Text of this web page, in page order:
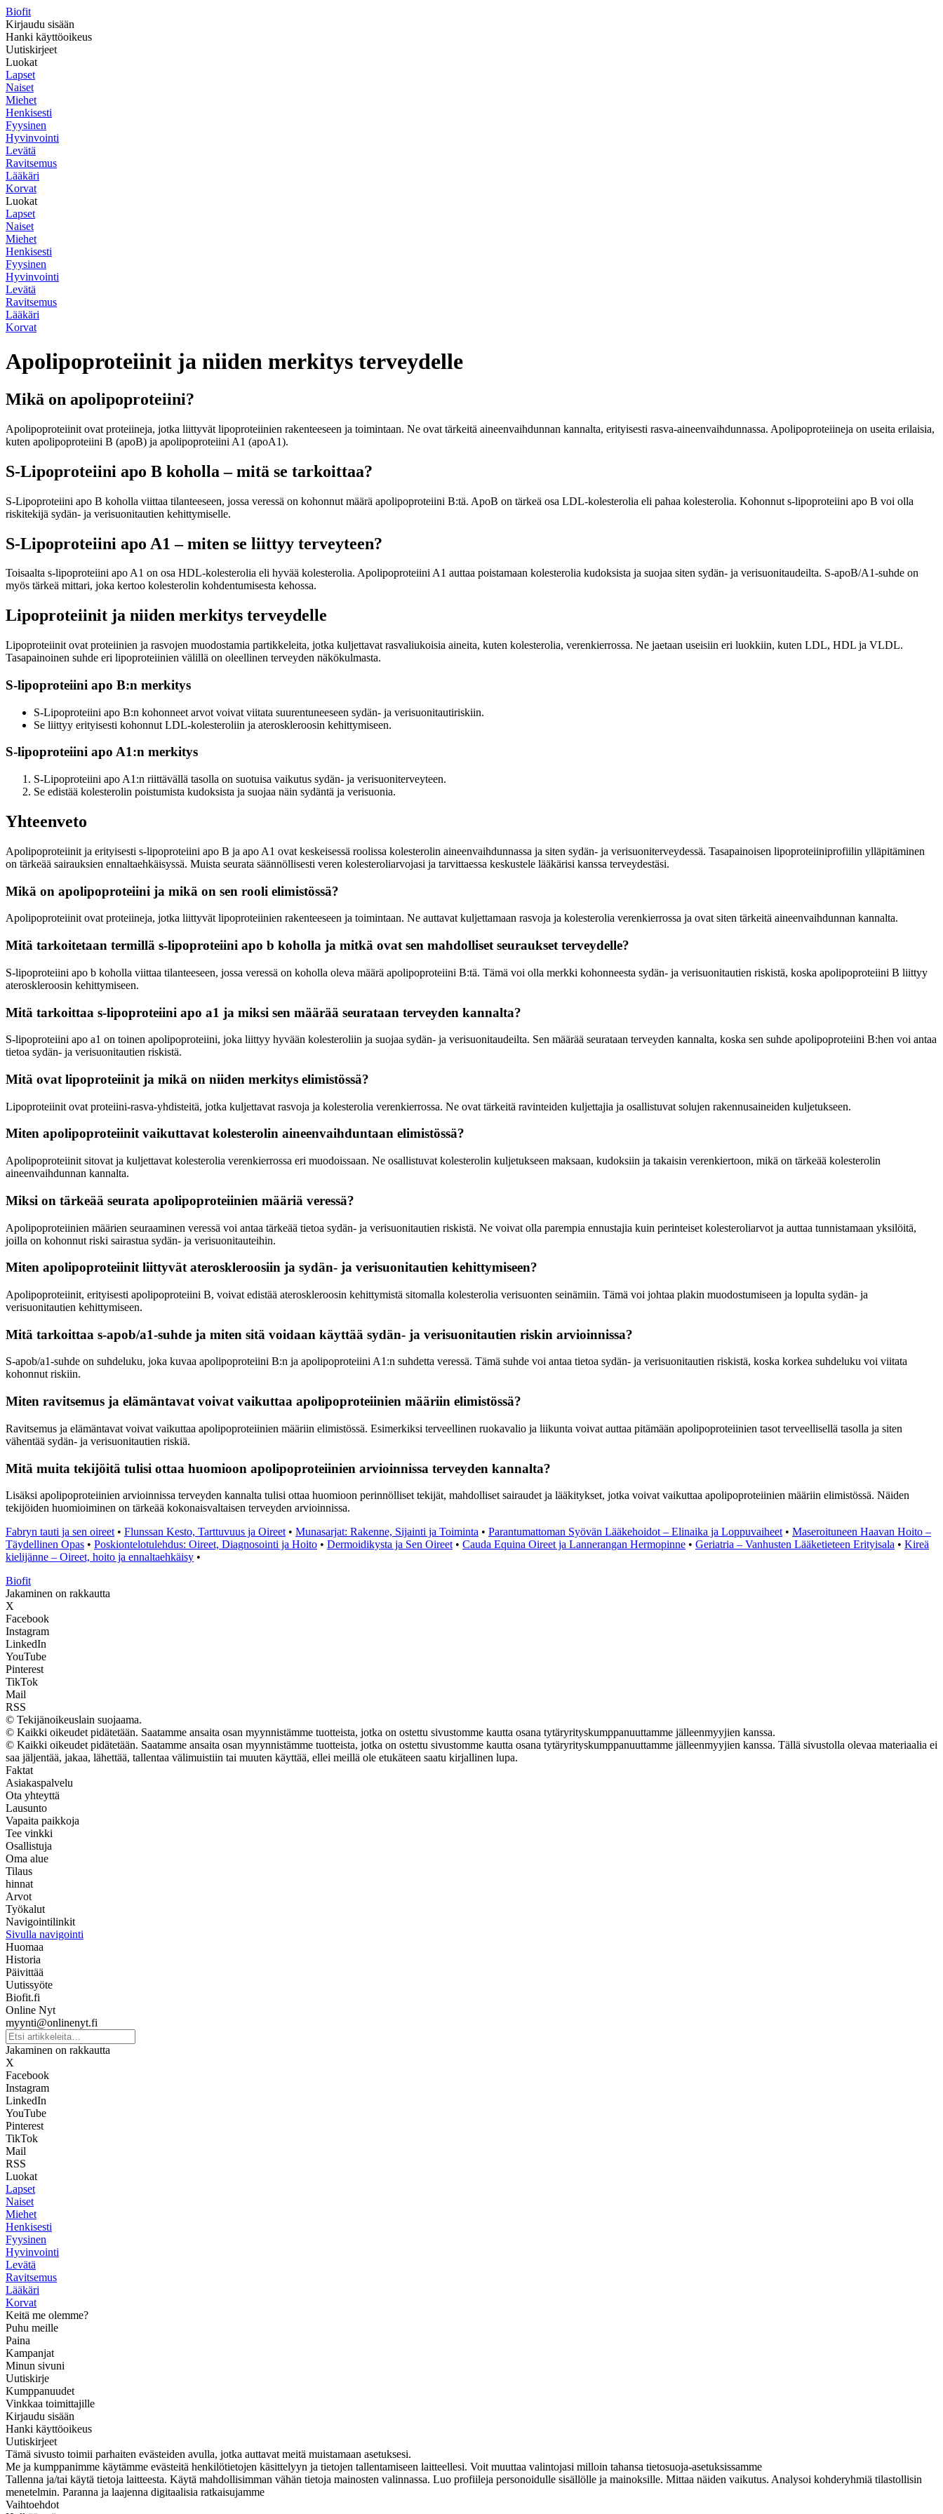
Biofit
Kirjaudu sisään
Hanki käyttöoikeus
Uutiskirjeet
Luokat
Lapset
Naiset
Miehet
Henkisesti
Fyysinen
Hyvinvointi
Levätä
Ravitsemus
Lääkäri
Korvat
Luokat
Lapset
Naiset
Miehet
Henkisesti
Fyysinen
Hyvinvointi
Levätä
Ravitsemus
Lääkäri
Korvat
Apolipoproteiinit ja niiden merkitys terveydelle
Mikä on apolipoproteiini?
Apolipoproteiinit ovat proteiineja, jotka liittyvät lipoproteiinien rakenteeseen ja toimintaan. Ne ovat tärkeitä aineenvaihdunnan kannalta, erityisesti rasva-aineenvaihdunnassa. Apolipoproteiineja on useita erilaisia,
kuten apolipoproteiini B (apoB) ja apolipoproteiini A1 (apoA1).
S-Lipoproteiini apo B koholla – mitä se tarkoittaa?
S-Lipoproteiini apo B koholla viittaa tilanteeseen, jossa veressä on kohonnut määrä apolipoproteiini B:tä. ApoB on tärkeä osa LDL-kolesterolia eli pahaa kolesterolia. Kohonnut s-lipoproteiini apo B voi olla
riskitekijä sydän- ja verisuonitautien kehittymiselle.
S-Lipoproteiini apo A1 – miten se liittyy terveyteen?
Toisaalta s-lipoproteiini apo A1 on osa HDL-kolesterolia eli hyvää kolesterolia. Apolipoproteiini A1 auttaa poistamaan kolesterolia kudoksista ja suojaa siten sydän- ja verisuonitaudeilta. S-apoB/A1-suhde on
myös tärkeä mittari, joka kertoo kolesterolin kohdentumisesta kehossa.
Lipoproteiinit ja niiden merkitys terveydelle
Lipoproteiinit ovat proteiinien ja rasvojen muodostamia partikkeleita, jotka kuljettavat rasvaliukoisia aineita, kuten kolesterolia, verenkierrossa. Ne jaetaan useisiin eri luokkiin, kuten LDL, HDL ja VLDL.
Tasapainoinen suhde eri lipoproteiinien välillä on oleellinen terveyden näkökulmasta.
S-lipoproteiini apo B:n merkitys
S-Lipoproteiini apo B:n kohonneet arvot voivat viitata suurentuneeseen sydän- ja verisuonitautiriskiin.
Se liittyy erityisesti kohonnut LDL-kolesteroliin ja ateroskleroosin kehittymiseen.
S-lipoproteiini apo A1:n merkitys
S-Lipoproteiini apo A1:n riittävällä tasolla on suotuisa vaikutus sydän- ja verisuoniterveyteen.
Se edistää kolesterolin poistumista kudoksista ja suojaa näin sydäntä ja verisuonia.
Yhteenveto
Apolipoproteiinit ja erityisesti s-lipoproteiini apo B ja apo A1 ovat keskeisessä roolissa kolesterolin aineenvaihdunnassa ja siten sydän- ja verisuoniterveydessä. Tasapainoisen lipoproteiiniprofiilin ylläpitäminen
on tärkeää sairauksien ennaltaehkäisyssä. Muista seurata säännöllisesti veren kolesteroliarvojasi ja tarvittaessa keskustele lääkärisi kanssa terveydestäsi.
Mikä on apolipoproteiini ja mikä on sen rooli elimistössä?
Apolipoproteiinit ovat proteiineja, jotka liittyvät lipoproteiinien rakenteeseen ja toimintaan. Ne auttavat kuljettamaan rasvoja ja kolesterolia verenkierrossa ja ovat siten tärkeitä aineenvaihdunnan kannalta.
Mitä tarkoitetaan termillä s-lipoproteiini apo b koholla ja mitkä ovat sen mahdolliset seuraukset terveydelle?
S-lipoproteiini apo b koholla viittaa tilanteeseen, jossa veressä on koholla oleva määrä apolipoproteiini B:tä. Tämä voi olla merkki kohonneesta sydän- ja verisuonitautien riskistä, koska apolipoproteiini B liittyy
ateroskleroosin kehittymiseen.
Mitä tarkoittaa s-lipoproteiini apo a1 ja miksi sen määrää seurataan terveyden kannalta?
S-lipoproteiini apo a1 on toinen apolipoproteiini, joka liittyy hyvään kolesteroliin ja suojaa sydän- ja verisuonitaudeilta. Sen määrää seurataan terveyden kannalta, koska sen suhde apolipoproteiini B:hen voi antaa
tietoa sydän- ja verisuonitautien riskistä.
Mitä ovat lipoproteiinit ja mikä on niiden merkitys elimistössä?
Lipoproteiinit ovat proteiini-rasva-yhdisteitä, jotka kuljettavat rasvoja ja kolesterolia verenkierrossa. Ne ovat tärkeitä ravinteiden kuljettajia ja osallistuvat solujen rakennusaineiden kuljetukseen.
Miten apolipoproteiinit vaikuttavat kolesterolin aineenvaihduntaan elimistössä?
Apolipoproteiinit sitovat ja kuljettavat kolesterolia verenkierrossa eri muodoissaan. Ne osallistuvat kolesterolin kuljetukseen maksaan, kudoksiin ja takaisin verenkiertoon, mikä on tärkeää kolesterolin
aineenvaihdunnan kannalta.
Miksi on tärkeää seurata apolipoproteiinien määriä veressä?
Apolipoproteiinien määrien seuraaminen veressä voi antaa tärkeää tietoa sydän- ja verisuonitautien riskistä. Ne voivat olla parempia ennustajia kuin perinteiset kolesteroliarvot ja auttaa tunnistamaan yksilöitä,
joilla on kohonnut riski sairastua sydän- ja verisuonitauteihin.
Miten apolipoproteiinit liittyvät ateroskleroosiin ja sydän- ja verisuonitautien kehittymiseen?
Apolipoproteiinit, erityisesti apolipoproteiini B, voivat edistää ateroskleroosin kehittymistä sitomalla kolesterolia verisuonten seinämiin. Tämä voi johtaa plakin muodostumiseen ja lopulta sydän- ja
verisuonitautien kehittymiseen.
Mitä tarkoittaa s-apob/a1-suhde ja miten sitä voidaan käyttää sydän- ja verisuonitautien riskin arvioinnissa?
S-apob/a1-suhde on suhdeluku, joka kuvaa apolipoproteiini B:n ja apolipoproteiini A1:n suhdetta veressä. Tämä suhde voi antaa tietoa sydän- ja verisuonitautien riskistä, koska korkea suhdeluku voi viitata
kohonnut riskiin.
Miten ravitsemus ja elämäntavat voivat vaikuttaa apolipoproteiinien määriin elimistössä?
Ravitsemus ja elämäntavat voivat vaikuttaa apolipoproteiinien määriin elimistössä. Esimerkiksi terveellinen ruokavalio ja liikunta voivat auttaa pitämään apolipoproteiinien tasot terveellisellä tasolla ja siten
vähentää sydän- ja verisuonitautien riskiä.
Mitä muita tekijöitä tulisi ottaa huomioon apolipoproteiinien arvioinnissa terveyden kannalta?
Lisäksi apolipoproteiinien arvioinnissa terveyden kannalta tulisi ottaa huomioon perinnölliset tekijät, mahdolliset sairaudet ja lääkitykset, jotka voivat vaikuttaa apolipoproteiinien määriin elimistössä. Näiden
tekijöiden huomioiminen on tärkeää kokonaisvaltaisen terveyden arvioinnissa.
Fabryn tauti ja sen oireet • Flunssan Kesto, Tarttuvuus ja Oireet • Munasarjat: Rakenne, Sijainti ja Toiminta • Parantumattoman Syövän Lääkehoidot – Elinaika ja Loppuvaiheet • Maseroituneen Haavan Hoito –
Täydellinen Opas • Poskiontelotulehdus: Oireet, Diagnosointi ja Hoito • Dermoidikysta ja Sen Oireet • Cauda Equina Oireet ja Lannerangan Hermopinne • Geriatria – Vanhusten Lääketieteen Erityisala • Kireä
kielijänne – Oireet, hoito ja ennaltaehkäisy •
Biofit
Jakaminen on rakkautta
X
Facebook
Instagram
LinkedIn
YouTube
Pinterest
TikTok
Mail
RSS
© Tekijänoikeuslain suojaama.
© Kaikki oikeudet pidätetään. Saatamme ansaita osan myynnistämme tuotteista, jotka on ostettu sivustomme kautta osana tytäryrityskumppanuuttamme jälleenmyyjien kanssa.
© Kaikki oikeudet pidätetään. Saatamme ansaita osan myynnistämme tuotteista, jotka on ostettu sivustomme kautta osana tytäryrityskumppanuuttamme jälleenmyyjien kanssa. Tällä sivustolla olevaa materiaalia ei
saa jäljentää, jakaa, lähettää, tallentaa välimuistiin tai muuten käyttää, ellei meillä ole etukäteen saatu kirjallinen lupa.
Faktat
Asiakaspalvelu
Ota yhteyttä
Lausunto
Vapaita paikkoja
Tee vinkki
Osallistuja
Oma alue
Tilaus
hinnat
Arvot
Työkalut
Navigointilinkit
Sivulla navigointi
Huomaa
Historia
Päivittää
Uutissyöte
Biofit.fi
Online Nyt
myynti@onlinenyt.fi
Jakaminen on rakkautta
X
Facebook
Instagram
LinkedIn
YouTube
Pinterest
TikTok
Mail
RSS
Luokat
Lapset
Naiset
Miehet
Henkisesti
Fyysinen
Hyvinvointi
Levätä
Ravitsemus
Lääkäri
Korvat
Keitä me olemme?
Puhu meille
Paina
Kampanjat
Minun sivuni
Uutiskirje
Kumppanuudet
Vinkkaa toimittajille
Kirjaudu sisään
Hanki käyttöoikeus
Uutiskirjeet
Tämä sivusto toimii parhaiten evästeiden avulla, jotka auttavat meitä muistamaan asetuksesi.
Me ja kumppanimme käytämme evästeitä henkilötietojen käsittelyyn ja tietojen tallentamiseen laitteellesi. Voit muuttaa valintojasi milloin tahansa tietosuoja-asetuksissamme
Tallenna ja/tai käytä tietoja laitteesta. Käytä mahdollisimman vähän tietoja mainosten valinnassa. Luo profiileja personoidulle sisällölle ja mainoksille. Mittaa näiden vaikutus. Analysoi kohderyhmiä tilastollisin
menetelmin. Paranna ja laajenna digitaalisia ratkaisujamme
Vaihtoehdot